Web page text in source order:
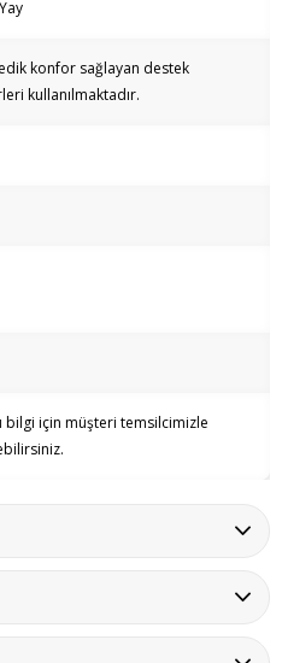
konfor sağlayan destek
kullanılmaktadır.
bilgi için müşteri temsilcimizle